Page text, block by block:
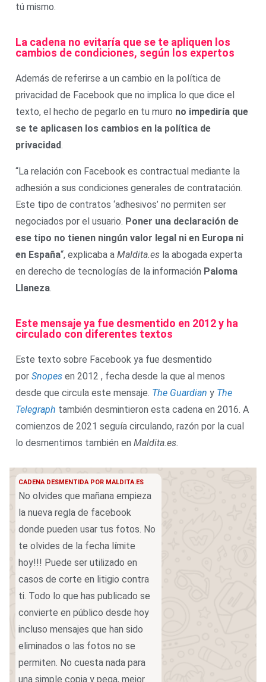
tú mismo.
La cadena no evitaría que se te apliquen los
cambios de condiciones, según los expertos
Además de referirse a un cambio en la política de
privacidad de Facebook que no implica lo que dice el
texto, el hecho de pegarlo en tu muro no impediría que
se te aplicasen los cambios en la política de
privacidad.
“La relación con Facebook es contractual mediante la
adhesión a sus condiciones generales de contratación.
Este tipo de contratos ‘adhesivos’ no permiten ser
negociados por el usuario. Poner una declaración de
ese tipo no tienen ningún valor legal ni en Europa ni
en España“, explicaba a Maldita.es la abogada experta
en derecho de tecnologías de la información Paloma
Llaneza.
Este mensaje ya fue desmentido en 2012 y ha
circulado con diferentes textos
Este texto sobre Facebook ya fue desmentido
por Snopes en 2012 , fecha desde la que al menos
desde que circula este mensaje. The Guardian y The
Telegraph también desmintieron esta cadena en 2016. A
comienzos de 2021 seguía circulando, razón por la cual
lo desmentimos también en Maldita.es.
CADENA DESMENTIDA POR MALDITA.ES
No olvides que mañana empieza
la nueva regla de facebook
donde pueden usar tus fotos. No
te olvides de la fecha límite
hoy!!! Puede ser utilizado en
casos de corte en litigio contra
ti. Todo lo que has publicado se
convierte en público desde hoy
incluso mensajes que han sido
eliminados o las fotos no se
permiten. No cuesta nada para
una simple copia y pega, mejor